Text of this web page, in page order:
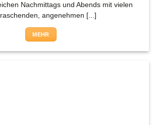
Nachmittags und Abends mit vielen
angenehmen [...]
MEHR